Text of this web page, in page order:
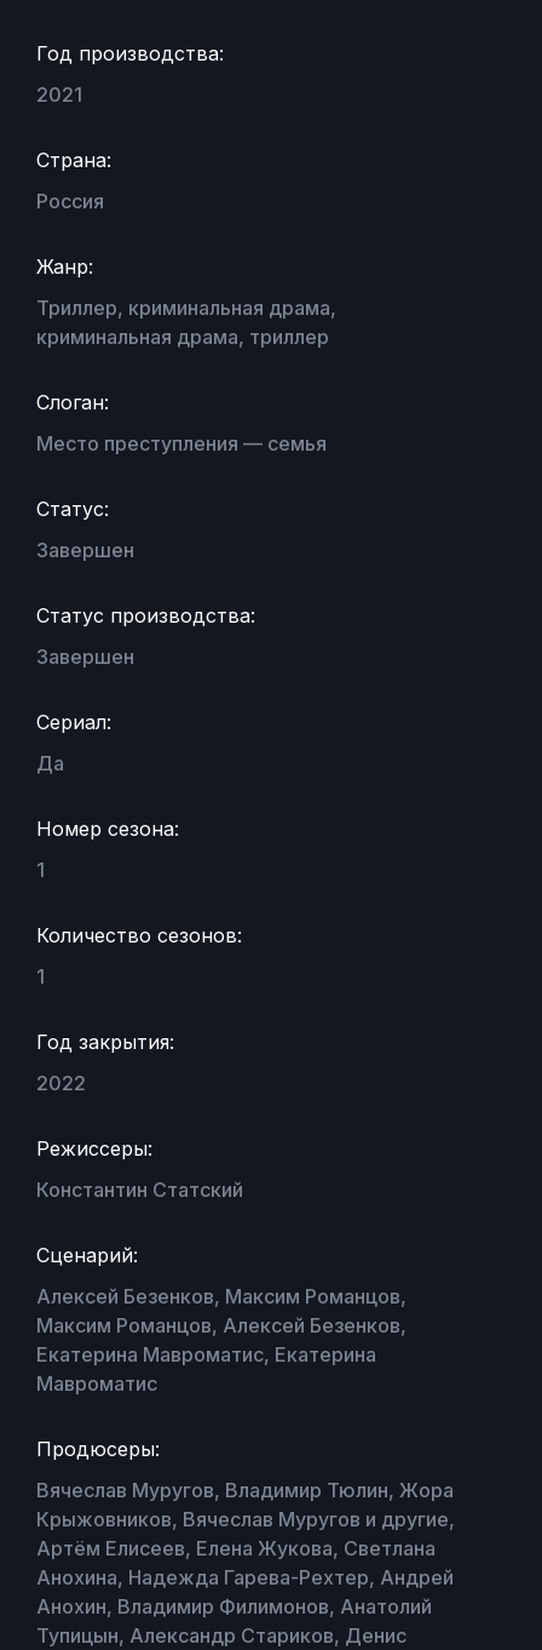
Год производства:
2021
Страна:
Россия
Жанр:
Триллер, криминальная драма,
криминальная драма, триллер
Слоган:
Место преступления — семья
Статус:
Завершен
Статус производства:
Завершен
Сериал:
Да
Номер сезона:
1
Количество сезонов:
1
Год закрытия:
2022
Режиссеры:
Константин Статский
Сценарий:
Алексей Безенков, Максим Романцов,
Максим Романцов, Алексей Безенков,
Екатерина Мавроматис, Екатерина
Мавроматис
Продюсеры:
Вячеслав Муругов, Владимир Тюлин, Жора
Крыжовников, Вячеслав Муругов и другие,
Артём Елисеев, Елена Жукова, Светлана
Анохина, Надежда Гарева-Рехтер, Андрей
Анохин, Владимир Филимонов, Анатолий
Тупицын, Александр Стариков, Денис